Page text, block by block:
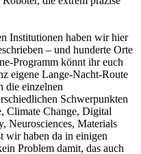
Institutionen haben wir hier
– und hunderte Orte
Programm könnt ihr euch
eigene Lange-Nacht-Route
die einzelnen
Schwerpunkten
Climate Change, Digital
Neurosciences, Materials
wir haben da in einigen
Problem damit, das auch